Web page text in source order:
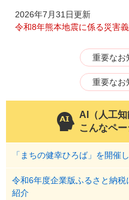
2026年7月31日更新
令和8年熊本地震に係る災害
重要なお
重要なお
AI（人工
こんなペ
「まちの健幸ひろば」を開催
令和6年度企業版ふるさと納
紹介